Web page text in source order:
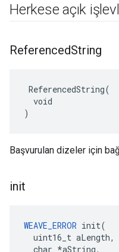
Herkese açık
ReferencedString
ReferencedString(
  void
)
Başvurulan dizeler için
init
WEAVE_ERROR init(
  uint16_t aLength,
  char *aString,